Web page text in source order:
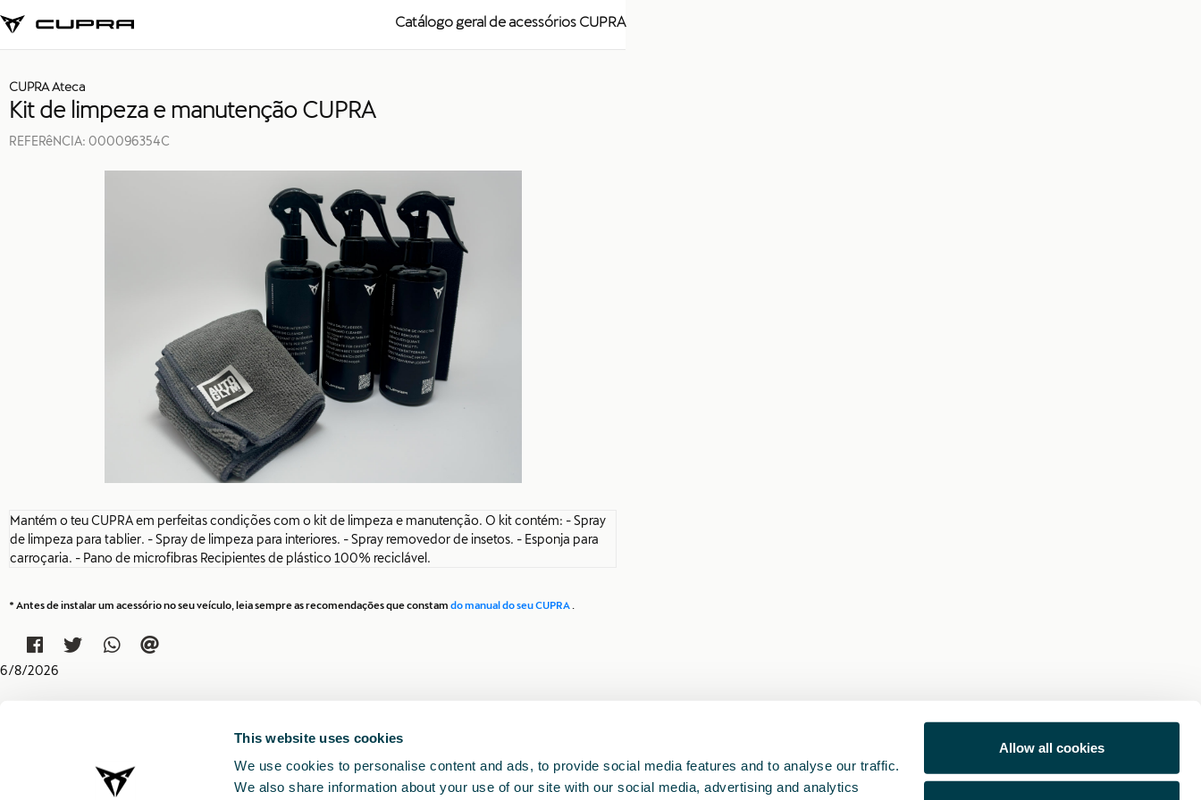
This website uses cookies
We use cookies to personalise content and ads, to provide social media features and to analyse our traffic.
We also share information about your use of our site with our social media, advertising and analytics
Allow all cookies
Catálogo geral de acessórios CUPRA
CUPRA Ateca
Kit de limpeza e manutenção CUPRA
REFERêNCIA: 000096354C
Mantém o teu CUPRA em perfeitas condições com o kit de limpeza e manutenção. O kit contém: - Spray
de limpeza para tablier. - Spray de limpeza para interiores. - Spray removedor de insetos. - Esponja para
carroçaria. - Pano de microfibras Recipientes de plástico 100% reciclável.
* Antes de instalar um acessório no seu veículo, leia sempre as recomendações que constam do manual do seu CUPRA
6/8/2026